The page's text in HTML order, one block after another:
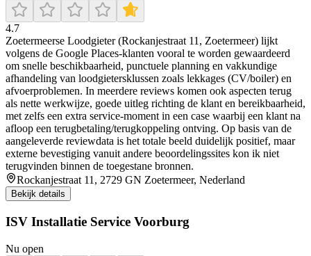
4.7
Zoetermeerse Loodgieter (Rockanjestraat 11, Zoetermeer) lijkt
volgens de Google Places-klanten vooral te worden gewaardeerd
om snelle beschikbaarheid, punctuele planning en vakkundige
afhandeling van loodgietersklussen zoals lekkages (CV/boiler) en
afvoerproblemen. In meerdere reviews komen ook aspecten terug
als nette werkwijze, goede uitleg richting de klant en bereikbaarheid,
met zelfs een extra service-moment in een case waarbij een klant na
afloop een terugbetaling/terugkoppeling ontving. Op basis van de
aangeleverde reviewdata is het totale beeld duidelijk positief, maar
externe bevestiging vanuit andere beoordelingssites kon ik niet
terugvinden binnen de toegestane bronnen.
Rockanjestraat 11, 2729 GN Zoetermeer, Nederland
Bekijk details
ISV Installatie Service Voorburg
Nu open